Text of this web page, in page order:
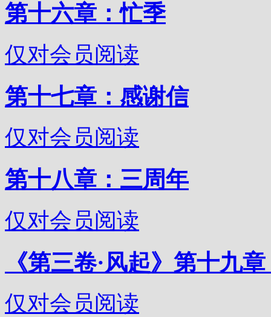
第十六章：忙季
仅对会员阅读
第十七章：感谢信
仅对会员阅读
第十八章：三周年
仅对会员阅读
《第三卷·风起》第十九
仅对会员阅读